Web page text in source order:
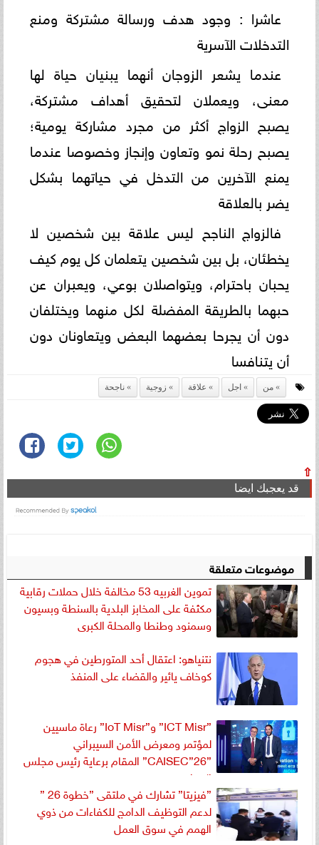
عاشرا : وجود هدف ورسالة مشتركة ومنع
التدخلات الآسرية
عندما يشعر الزوجان أنهما يبنيان حياة لها
معنى، ويعملان لتحقيق أهداف مشتركة،
يصبح الزواج أكثر من مجرد مشاركة يومية؛
يصبح رحلة نمو وتعاون وإنجاز وخصوصا عندما
يمنع الآخرين من التدخل في حياتهما بشكل
يضر بالعلاقة
فالزواج الناجح ليس علاقة بين شخصين لا
يخطئان، بل بين شخصين يتعلمان كل يوم كيف
يحبان باحترام، ويتواصلان بوعي، ويعبران عن
حبهما بالطريقة المفضلة لكل منهما ويختلفان
دون أن يجرحا بعضهما البعض ويتعاونان دون
أن يتنافسا
من اجل علاقة زوجية ناجحة
⇧
قد يعجبك ايضا
موضوعات متعلقة
تموين الغربيه 53 مخالفة خلال حملات رقابية
مكثفة على المخابز البلدية بالسنطة وبسيون
وسمنود وطنطا والمحلة الكبرى
نتنياهو: اعتقال أحد المتورطين في هجوم
كوخاف يائير والقضاء على المنفذ
”ICT Misr” و”IoT Misr” رعاة ماسيين
لمؤتمر ومعرض الأمن السيبراني
”CAISEC”26” المقام برعاية رئيس مجلس
الوزراء
”فيزيتا” تشارك في ملتقى ”خطوة 26 ”
لدعم التوظيف الدامج للكفاءات من ذوي
الهمم في سوق العمل